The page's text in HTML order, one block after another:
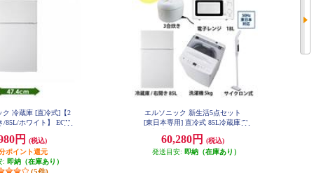
ク 冷蔵庫 [直冷式]【2
/85L/ホワイト】 ECH-
円
(税込)
ポイント還元
: 即納（在庫あり）
エルソニック 新生活5点セット
[東日本専用] 直冷式 85L冷蔵庫/5k
イコン炊飯器/コードレスクリーナ
ー/ホワイト 26SHIN-A5W50-ESET
60,280円
(税込)
発送目安: 即納（在庫あり）